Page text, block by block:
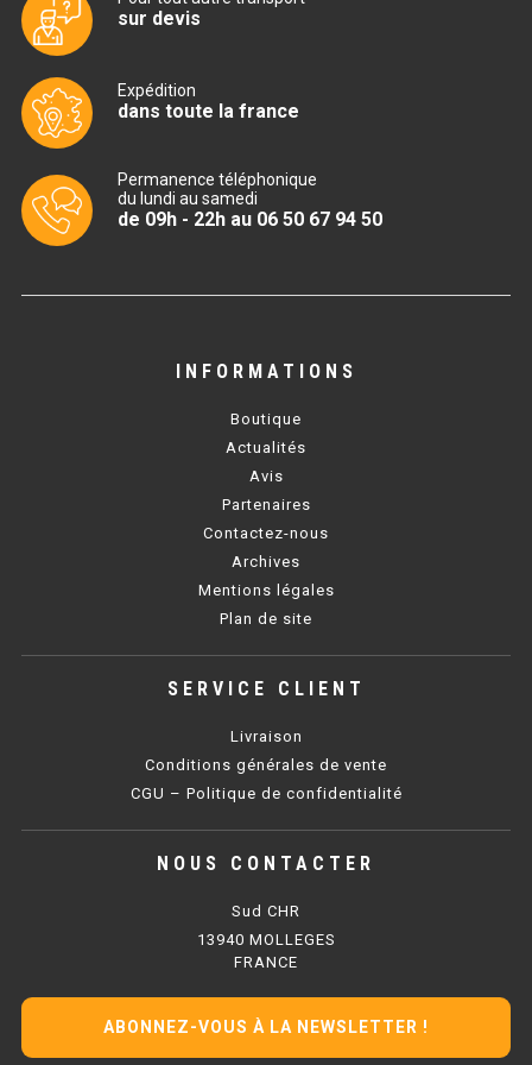
TABLE RÉFRIGÉRÉE
TABLE 600
TABLE 700 VITRÉE
TABLE CONGÉLATEUR
SOUBASSEMENT RÉFRIGÉRÉ
TABLE DE PRÉPARATION
SALADETTE COMPACTE
SALADETTE 800 VITRÉE
sur devis
Expédition
dans toute la france
Permanence téléphonique
du lundi au samedi
de 09h - 22h au 06 50 67 94 50
INFORMATIONS
Boutique
Actualités
Avis
Partenaires
Contactez-nous
Archives
Mentions légales
Plan de site
SERVICE CLIENT
Livraison
Conditions générales de vente
CGU – Politique de confidentialité
NOUS CONTACTER
Sud CHR
13940 MOLLEGES
FRANCE
ABONNEZ-VOUS À LA NEWSLETTER !